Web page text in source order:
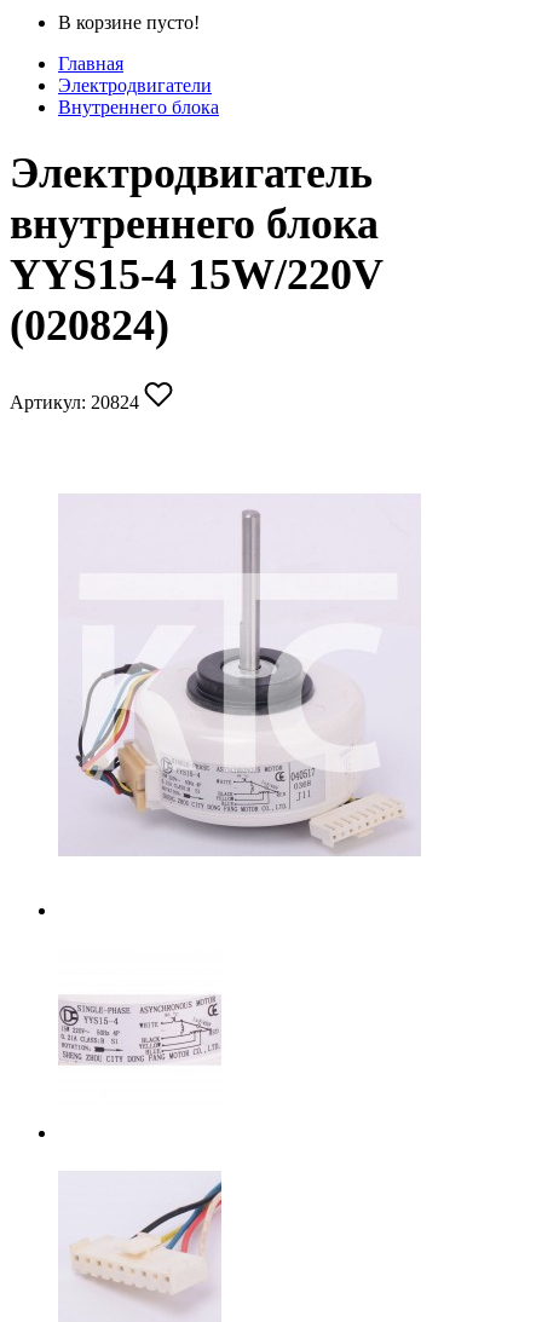
В корзине пусто!
Главная
Электродвигатели
Внутреннего блока
Электродвигатель
внутреннего блока
YYS15-4 15W/220V
(020824)
Артикул: 20824